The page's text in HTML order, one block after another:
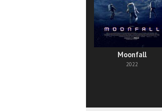
Moonfall
2022